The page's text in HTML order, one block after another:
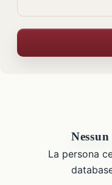
La persona